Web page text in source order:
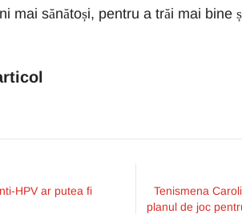
mai sănătoși, pentru a trăi mai bine
HPV ar putea fi
Tenismena
planul de joc